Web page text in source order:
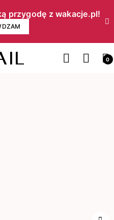
przygodę z wakacje.pl!​
0